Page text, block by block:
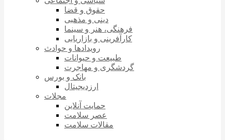
حقوق و قضا
دینی و مذهبی
فرهنگی، هنر و سینما
کارآفرینی و بازاریابی
رویدادها و حوادث
طبیعت و حیوانات
گردشگری و مهاجرت
بانک و بورس
ارزدیجیتال
مجلات
حمایت آنلاین
عصر سلامت
مقالات سلامت